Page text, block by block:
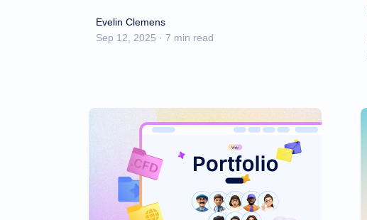
Evelin Clemens
Sep 12, 2025 · 7 min read